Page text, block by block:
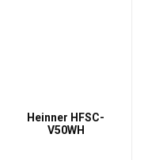
Heinner HFSC-
V50WH